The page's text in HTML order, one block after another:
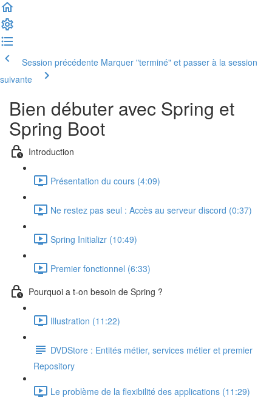
Session précédente Marquer "terminé" et passer à la session
suivante
Bien débuter avec Spring et
Spring Boot
Introduction
Présentation du cours (4:09)
Ne restez pas seul : Accès au serveur discord (0:37)
Spring Initializr (10:49)
Premier fonctionnel (6:33)
Pourquoi a t-on besoin de Spring ?
Illustration (11:22)
DVDStore : Entités métier, services métier et premier
Repository
Le problème de la flexibilité des applications (11:29)